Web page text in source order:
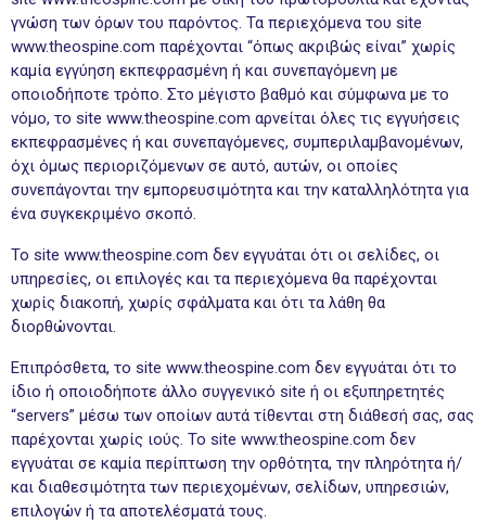
γνώση των όρων του παρόντος. Τα περιεχόμενα του site
www.theospine.com παρέχονται “όπως ακριβώς είναι” χωρίς
καμία εγγύηση εκπεφρασμένη ή και συνεπαγόμενη με
οποιοδήποτε τρόπο. Στο μέγιστο βαθμό και σύμφωνα με το
νόμο, το site www.theospine.com αρνείται όλες τις εγγυήσεις
εκπεφρασμένες ή και συνεπαγόμενες, συμπεριλαμβανομένων,
όχι όμως περιοριζόμενων σε αυτό, αυτών, οι οποίες
συνεπάγονται την εμπορευσιμότητα και την καταλληλότητα για
ένα συγκεκριμένο σκοπό.
Το site www.theospine.com δεν εγγυάται ότι οι σελίδες, οι
υπηρεσίες, οι επιλογές και τα περιεχόμενα θα παρέχονται
χωρίς διακοπή, χωρίς σφάλματα και ότι τα λάθη θα
διορθώνονται.
Επιπρόσθετα, το site www.theospine.com δεν εγγυάται ότι το
ίδιο ή οποιοδήποτε άλλο συγγενικό site ή οι εξυπηρετητές
“servers” μέσω των οποίων αυτά τίθενται στη διάθεσή σας, σας
παρέχονται χωρίς ιούς. Το site www.theospine.com δεν
εγγυάται σε καμία περίπτωση την ορθότητα, την πληρότητα ή/
και διαθεσιμότητα των περιεχομένων, σελίδων, υπηρεσιών,
επιλογών ή τα αποτελέσματά τους.